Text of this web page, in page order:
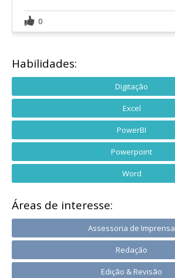
0
Habilidades:
Digitação
Excel
PowerBI
Powerpoint
Word
Áreas de interesse:
Assessoria de Imprensa
Redação
Edição & Revisão